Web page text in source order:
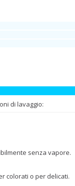
di lavaggio:
senza vapore.
colorati o per delicati.